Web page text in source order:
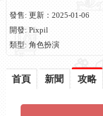
發售: 更新：2025-01-06
開發: Pixpil
類型: 角色扮演
首頁 新聞 攻略